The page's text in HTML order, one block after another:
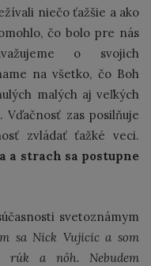
niečo ťažšie a ako
čo bolo pre nás
o svojich
na všetko, čo Boh
malých aj veľkých
Vďačnosť zas posilňuje
zvládať ťažké veci.
a strach sa postupne
svetoznámym
sa Nick Vujicic a som
rúk a nôh. Nebudem